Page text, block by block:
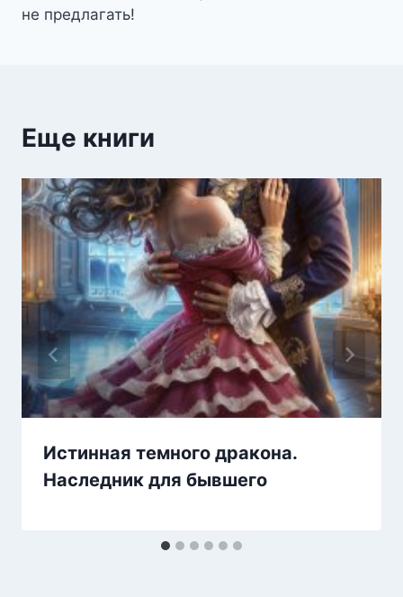
записям
не предлагать!
Еще книги
Истинная темного дракона.
Наследник для бывшего